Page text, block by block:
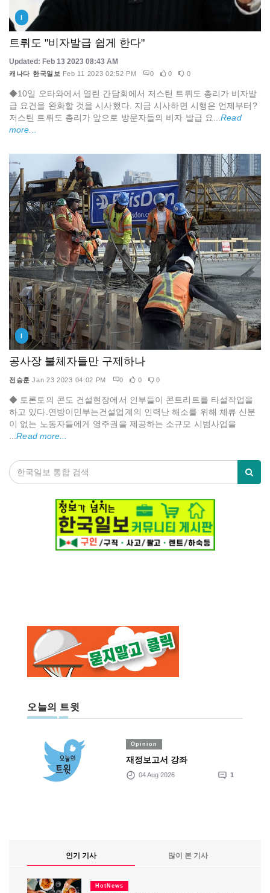
I
트뤼도 "비자발급 쉽게 한다"
Updated: Feb 13 2023 08:43 AM
캐나다 한국일보 Feb 11 2023 02:52 PM 0 0 0
◆10일 오타와에서 열린 간담회에서 저스틴 트뤼도 총리가 비자발
급 요건을 완화할 것을 시사했다. 지금 시사하면 시행은 언제부터?
저스틴 트뤼도 총리가 앞으로 방문자들의 비자 발급 요...Read
more...
I
공사장 불체자들만 구제하나
전승훈 Jan 23 2023 04:02 PM 0 0 0
◆ 토론토의 콘도 건설현장에서 인부들이 콘트리트를 타설작업을
하고 있다.연방이민부는건설업계의 인력난 해소를 위해 체류 신분
이 없는 노동자들에게 영주권을 제공하는 소규모 시범사업을
...Read more...
오늘의 트윗
Opinion
재정보고서 강좌
04 Aug 2026 1
인기 기사 많이 본 기사
HotNews